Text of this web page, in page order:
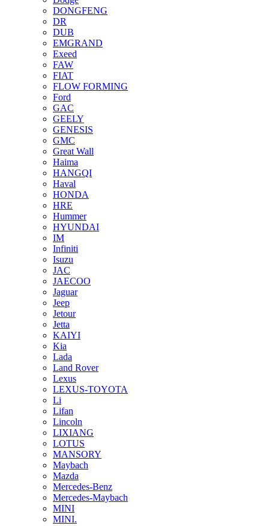
DONGFENG
DR
DUB
EMGRAND
Exeed
FAW
FIAT
FLOW FORMING
Ford
GAC
GEELY
GENESIS
GMC
Great Wall
Haima
HANGQI
Haval
HONDA
HRE
Hummer
HYUNDAI
IM
Infiniti
Isuzu
JAC
JAECOO
Jaguar
Jeep
Jetour
Jetta
KAIYI
Kia
Lada
Land Rover
Lexus
LEXUS-TOYOTA
Li
Lifan
Lincoln
LIXIANG
LOTUS
MANSORY
Maybach
Mazda
Mercedes-Benz
Mercedes-Maybach
MINI
MINI.